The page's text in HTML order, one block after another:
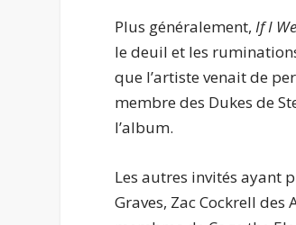
Plus généralement, If I
le deuil et les
que l’artiste venait de
membre des Dukes de
l’album.
Les autres invités ayant
Graves, Zac Cockrell